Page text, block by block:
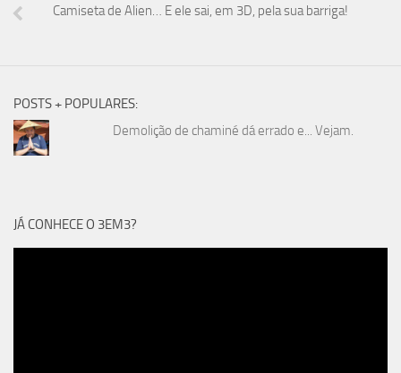
Camiseta de Alien… E ele sai, em 3D, pela sua barriga!
POSTS + POPULARES:
Demolição de chaminé dá errado e... Vejam.
JÁ CONHECE O 3EM3?